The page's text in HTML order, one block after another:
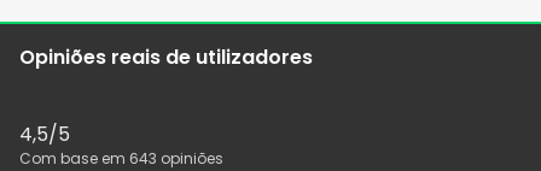
Opiniões reais de utilizadores
4,5/5
Com base em 643 opiniões